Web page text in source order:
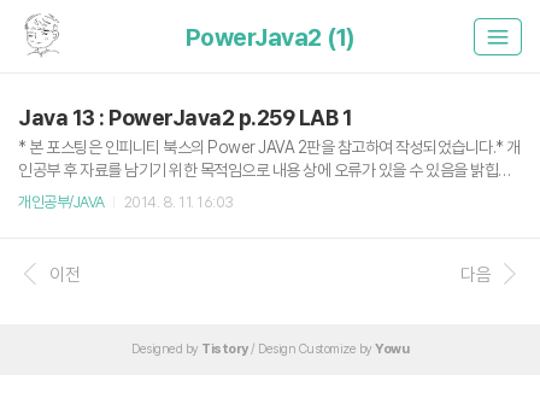
PowerJava2 (1)
Java 13 : PowerJava2 p.259 LAB 1
* 본 포스팅은 인피니티 북스의 Power JAVA 2판을 참고하여 작성되었습니다.* 개
인공부 후 자료를 남기기 위한 목적임으로 내용 상에 오류가 있을 수 있음을 밝힙니
다. 이번에는 정석대로 클래스마다 Java 파일을 나누어 코딩했다.기본적으로 인간
- Java 12 : 상속(extends)과 오버라이딩(Override) Human.java public class
Human { private String name; private int age; public Human(String name, i
개인공부/JAVA 2014. 8. 11. 16:03
이전 다음
Designed by Tistory/ Design Customize by Yowu